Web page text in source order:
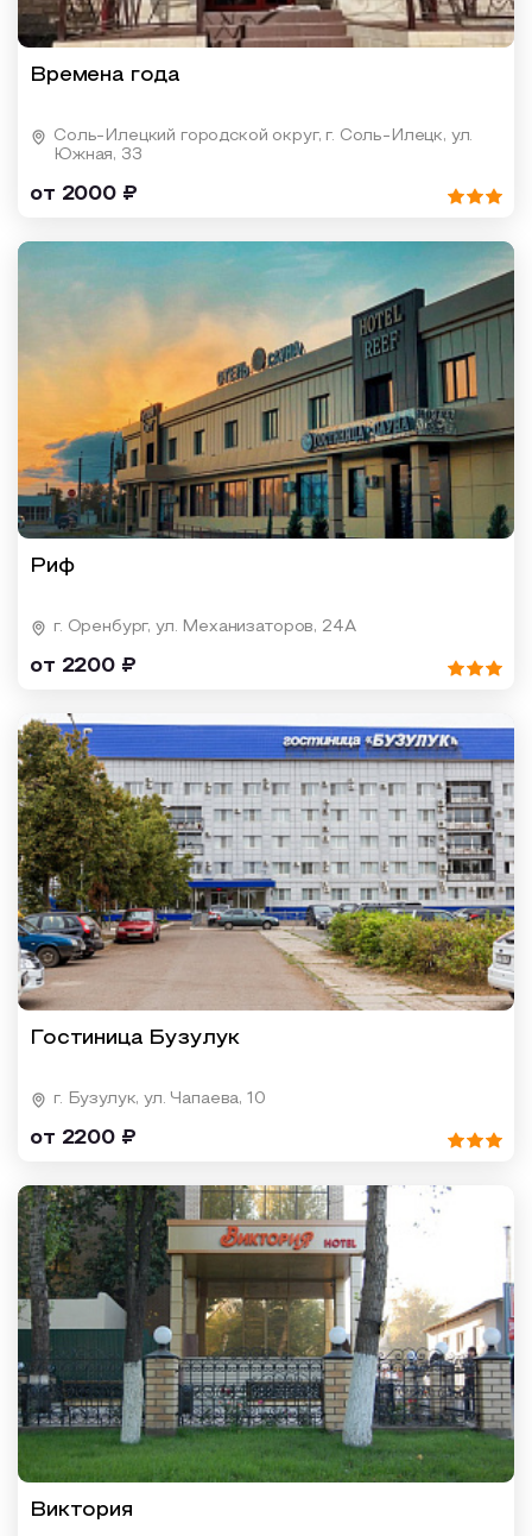
Времена года
Соль-Илецкий городской округ, г. Соль-Илецк, ул.
Южная, 33
от 2000 ₽
Риф
г. Оренбург, ул. Механизаторов, 24А
от 2200 ₽
Гостиница Бузулук
г. Бузулук, ул. Чапаева, 10
от 2200 ₽
Виктория